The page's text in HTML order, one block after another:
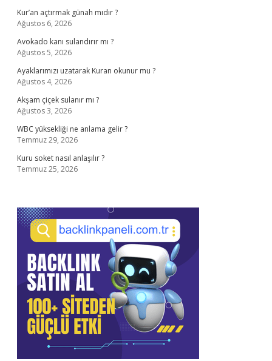
Kur’an açtırmak günah mıdır ?
Ağustos 6, 2026
Avokado kanı sulandırır mı ?
Ağustos 5, 2026
Ayaklarımızı uzatarak Kuran okunur mu ?
Ağustos 4, 2026
Akşam çiçek sulanır mı ?
Ağustos 3, 2026
WBC yüksekliği ne anlama gelir ?
Temmuz 29, 2026
Kuru soket nasıl anlaşılır ?
Temmuz 25, 2026